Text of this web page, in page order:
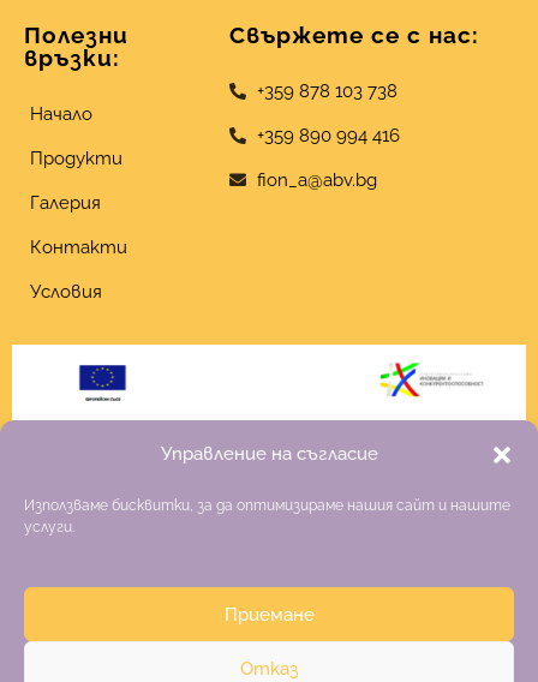
Управление на съгласие
Използваме бисквитки, за да оптимизираме нашия сайт и нашите
услуги.
Приемане
Отказ
Полезни
връзки:
Начало
Продукти
Галерия
Контакти
Условия
Свържете се с нас:
+359 878 103 738
+359 890 994 416
fion_a@abv.bg
Copyright 2026 Fiona